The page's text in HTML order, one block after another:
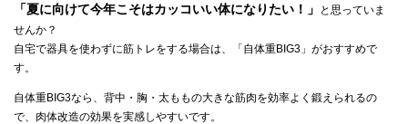
「夏に向けて今年こそはカッコいい体になりたい！」
と思っていま
せんか？
自宅で器具を使わずに筋トレをする場合は、「自体重BIG3」がおすすめで
す。
自体重BIG3なら、背中・胸・太ももの大きな筋肉を効率よく鍛えられるの
で、肉体改造の効果を実感しやすいです。